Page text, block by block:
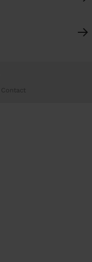
Contact